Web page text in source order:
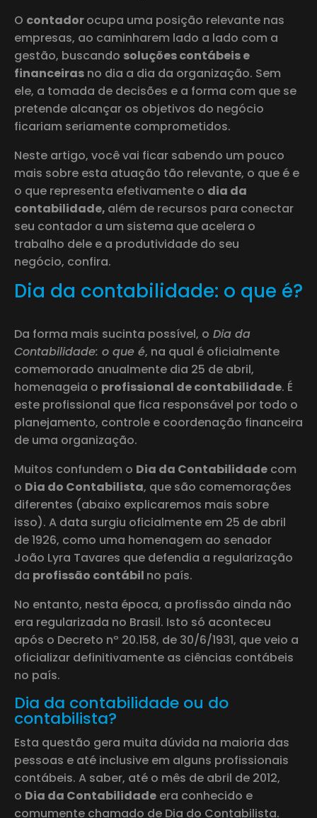
O contadorocupa uma posição relevante nas
empresas, ao caminharem lado a lado com a
gestão, buscando soluções contábeis e
financeiras no dia a dia da organização. Sem
ele, a tomada de decisões e a forma com que se
pretende alcançar os objetivos do negócio
ficariam seriamente comprometidos.
Neste artigo, você vai ficar sabendo um pouco
mais sobre esta atuação tão relevante, o que é e
o que representa efetivamente o dia da
contabilidade, além de recursos para conectar
seu contador a um sistema que acelera o
trabalho dele e a produtividade do seu
negócio, confira.
Dia da contabilidade: o que é?
Da forma mais sucinta possível, o Dia da
Contabilidade: o que é, na qual é oficialmente
comemorado anualmente dia 25 de abril,
homenageia o profissional de contabilidade. É
este profissional que fica responsável por todo o
planejamento, controle e coordenação financeira
de uma organização.
Muitos confundem o Dia da Contabilidade com
o Dia do Contabilista, que são comemorações
diferentes (abaixo explicaremos mais sobre
isso). A data surgiu oficialmente em 25 de abril
de 1926, como uma homenagem ao senador
João Lyra Tavares que defendia a regularização
da profissão contábil no país.
No entanto, nesta época, a profissão ainda não
era regularizada no Brasil. Isto só aconteceu
após o Decreto nº 20.158, de 30/6/1931, que veio a
oficializar definitivamente as ciências contábeis
no país.
Dia da contabilidade ou do
contabilista?
Esta questão gera muita dúvida na maioria das
pessoas e até inclusive em alguns profissionais
contábeis. A saber, até o mês de abril de 2012,
o Dia da Contabilidade era conhecido e
comumente chamado de Dia do Contabilista.